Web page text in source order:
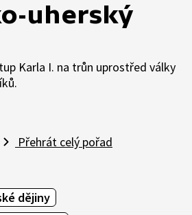
uherský
Karla I. na trůn uprostřed války
Přehrát celý pořad
dějiny